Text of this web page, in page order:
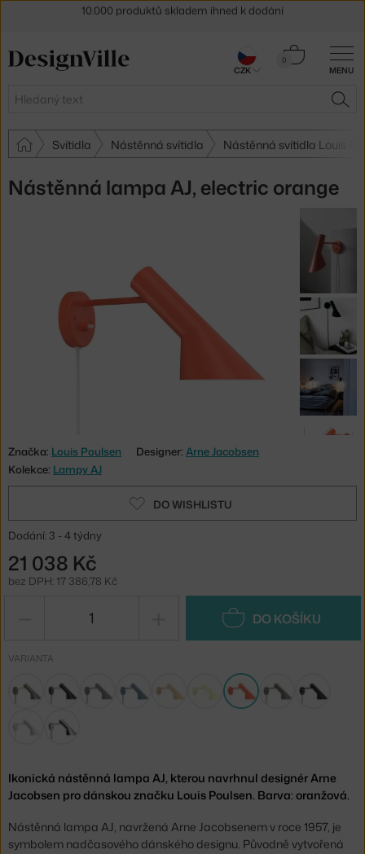
MENU
Hledat
0
Košík
Svítidla Nástěnná svítidla Nástěnná svítidla Louis
Nástěnná lampa AJ, electric orange
Značka: Louis Poulsen Designer: Arne Jacobsen
Kolekce: Lampy AJ
DO WISHLISTU
Dodání: 3 - 4 týdny
21 038 Kč
bez DPH: 17 386,78 Kč
DO KOŠÍKU
VARIANTA
Ikonická nástěnná lampa AJ, kterou navrhnul designér Arne
Jacobsen pro dánskou značku Louis Poulsen. Barva: oranžová.
Nástěnná lampa AJ, navržená Arne Jacobsenem v roce 1957, je
symbolem nadčasového dánského designu. Původně vytvořená
30 dní na vrácení zboží
CZK